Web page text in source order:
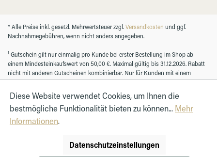
* Alle Preise inkl. gesetzl. Mehrwertsteuer zzgl.Versandkosten und ggf.
Nachnahmegebühren, wenn nicht anders angegeben.
1 Gutschein gilt nur einmalig pro Kunde bei erster Bestellung im Shop ab
einem Mindesteinkaufswert von 50,00 €. Maximal gültig bis 31.12.2026. Rabatt
nicht mit anderen Gutscheinen kombinierbar. Nur für Kunden mit einem
registrierten Kundenkonto.
Diese Website verwendet Cookies, um Ihnen die
bestmögliche Funktionalität bieten zu können... Mehr
Informationen.
Datenschutzeinstellungen